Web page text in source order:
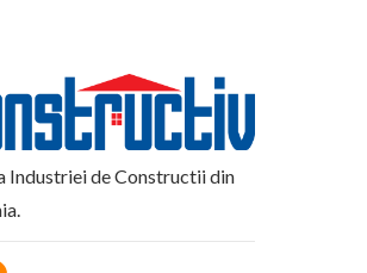
Industriei de Constructii din